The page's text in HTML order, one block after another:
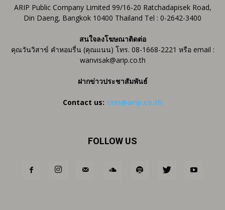
ARIP Public Company Limited 99/16-20 Ratchadapisek Road,
Din Daeng, Bangkok 10400 Thailand Tel : 0-2642-3400
สนใจลงโฆษณาติดต่อ
คุณวันวิสาข์ คำหอมรื่น (คุณแนน) โทร. 08-1668-2221 หรือ email :
wanvisak@arip.co.th
ฝากข่าวประชาสัมพันธ์
Contact us: ctm@arip.co.th
FOLLOW US